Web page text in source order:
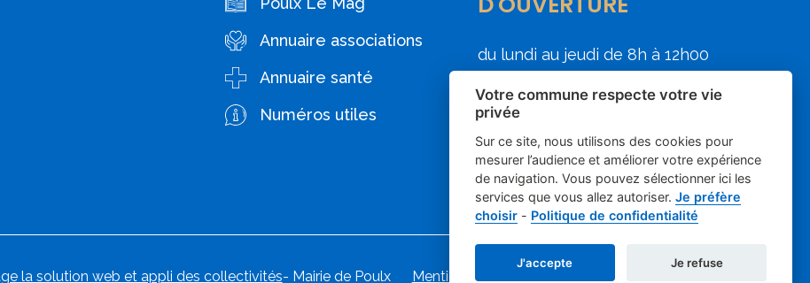
Annuaire associations
Annuaire santé
Numéros utiles
du lundi au jeudi de 8h à 12h00
le vendredi de 8h00 à 12h00
la solution web et appli des collectivités- Mairie de Poulx Mentions légales Gestion des cookies
Votre commune respecte votre vie
privée
Sur ce site, nous utilisons des cookies pour
mesurer l’audience et améliorer votre expérience
de navigation. Vous pouvez sélectionner ici les
services que vous allez autoriser. Je préfère
choisir- Politique de confidentialité
J'accepte Je refuse